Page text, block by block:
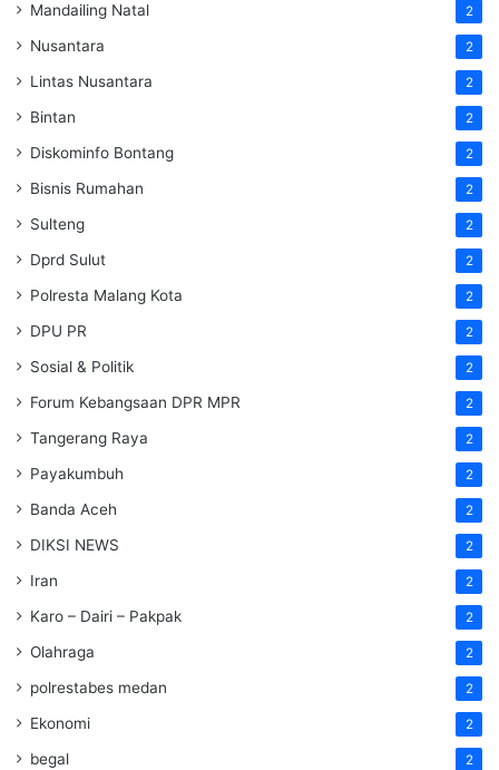
Mandailing Natal 2
Nusantara 2
Lintas Nusantara 2
Bintan 2
Diskominfo Bontang 2
Bisnis Rumahan 2
Sulteng 2
Dprd Sulut 2
Polresta Malang Kota 2
DPU PR 2
Sosial & Politik 2
Forum Kebangsaan DPR MPR 2
Tangerang Raya 2
Payakumbuh 2
Banda Aceh 2
DIKSI NEWS 2
Iran 2
Karo – Dairi – Pakpak 2
Olahraga 2
polrestabes medan 2
Ekonomi 2
begal 2